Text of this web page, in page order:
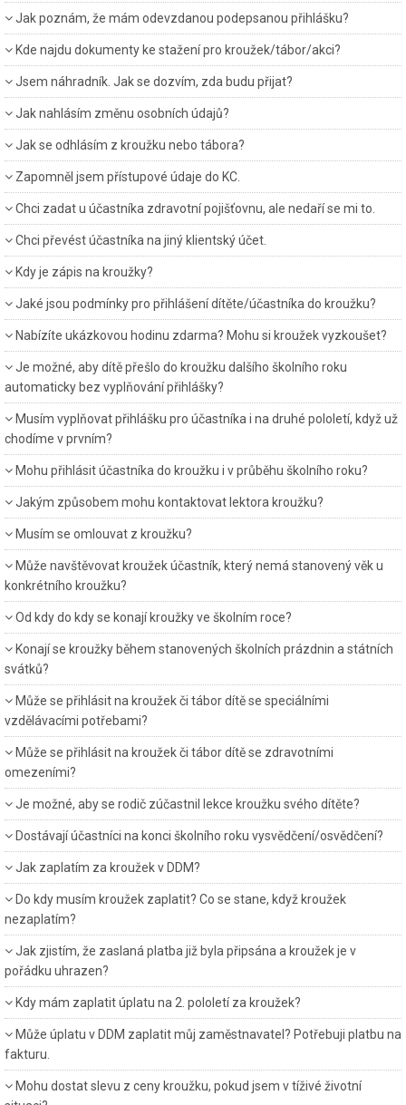
Jak poznám, že mám odevzdanou podepsanou přihlášku?
Kde najdu dokumenty ke stažení pro kroužek/tábor/akci?
Jsem náhradník. Jak se dozvím, zda budu přijat?
Jak nahlásím změnu osobních údajů?
Jak se odhlásím z kroužku nebo tábora?
Zapomněl jsem přístupové údaje do KC.
Chci zadat u účastníka zdravotní pojišťovnu, ale nedaří se mi to.
Chci převést účastníka na jiný klientský účet.
Kdy je zápis na kroužky?
Jaké jsou podmínky pro přihlášení dítěte/účastníka do kroužku?
Nabízíte ukázkovou hodinu zdarma? Mohu si kroužek vyzkoušet?
Je možné, aby dítě přešlo do kroužku dalšího školního roku
automaticky bez vyplňování přihlášky?
Musím vyplňovat přihlášku pro účastníka i na druhé pololetí, když už
chodíme v prvním?
Mohu přihlásit účastníka do kroužku i v průběhu školního roku?
Jakým způsobem mohu kontaktovat lektora kroužku?
Musím se omlouvat z kroužku?
Může navštěvovat kroužek účastník, který nemá stanovený věk u
konkrétního kroužku?
Od kdy do kdy se konají kroužky ve školním roce?
Konají se kroužky během stanovených školních prázdnin a státních
svátků?
Může se přihlásit na kroužek či tábor dítě se speciálními
vzdělávacími potřebami?
Může se přihlásit na kroužek či tábor dítě se zdravotními
omezeními?
Je možné, aby se rodič zúčastnil lekce kroužku svého dítěte?
Dostávají účastníci na konci školního roku vysvědčení/osvědčení?
Jak zaplatím za kroužek v DDM?
Do kdy musím kroužek zaplatit? Co se stane, když kroužek
nezaplatím?
Jak zjistím, že zaslaná platba již byla připsána a kroužek je v
pořádku uhrazen?
Kdy mám zaplatit úplatu na 2. pololetí za kroužek?
Může úplatu v DDM zaplatit můj zaměstnavatel? Potřebuji platbu na
fakturu.
Mohu dostat slevu z ceny kroužku, pokud jsem v tíživé životní